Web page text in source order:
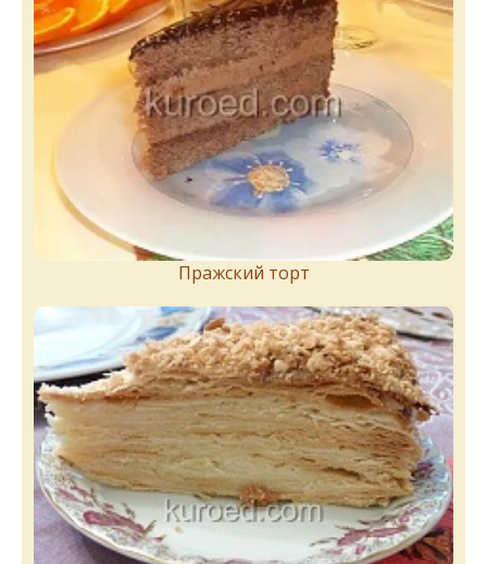
Пражский торт